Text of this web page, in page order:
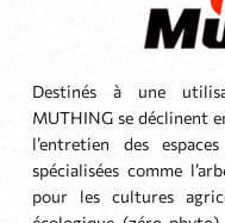
Destinés à une
MUTHING se déclinent
l’entretien des
spécialisées comme
pour les cultures